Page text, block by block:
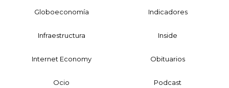
Globoeconomía Indicadores
Infraestructura Inside
Internet Economy Obituarios
Ocio Podcast